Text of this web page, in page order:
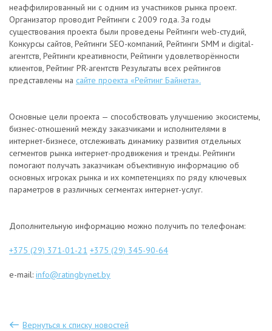
неаффилированный ни с одним из участников рынка проект.
Организатор проводит Рейтинги с 2009 года. За годы
существования проекта были проведены Рейтинги web-студий,
Конкурсы сайтов, Рейтинги SEO-компаний, Рейтинги SMM и digital-
агентств, Рейтинги креативности, Рейтинги удовлетворённости
клиентов, Рейтинг PR-агентств Результаты всех рейтингов
представлены на сайте проекта «Рейтинг Байнета».
Основные цели проекта — способствовать улучшению экосистемы,
бизнес-отношений между заказчиками и исполнителями в
интернет-бизнесе, отслеживать динамику развития отдельных
сегментов рынка интернет-продвижения и тренды. Рейтинги
помогают получать заказчикам объективную информацию об
основных игроках рынка и их компетенциях по ряду ключевых
параметров в различных сегментах интернет-услуг.
Дополнительную информацию можно получить по телефонам:
+375 (29) 371-01-21 +375 (29) 345-90-64
e-mail: info@ratingbynet.by
Вернуться к списку новостей